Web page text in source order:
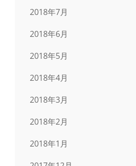
2018年7月
2018年6月
2018年5月
2018年4月
2018年3月
2018年2月
2018年1月